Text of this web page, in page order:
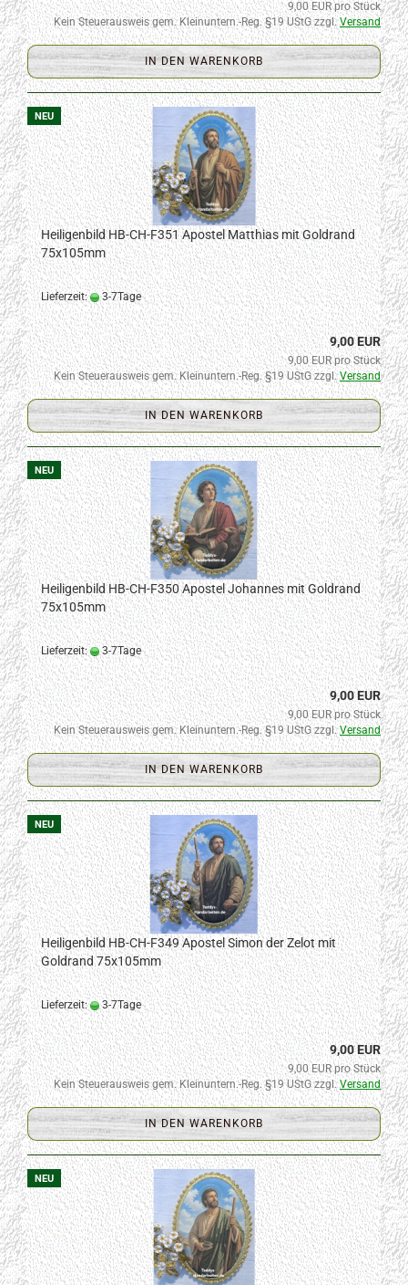
9,00 EUR pro Stück
Kein Steuerausweis gem. Kleinuntern.-Reg. §19 UStG zzgl.Versand
IN DEN WARENKORB
NEU
Heiligenbild HB-CH-F351 Apostel Matthias mit Goldrand
75x105mm
Lieferzeit: 3-7Tage
9,00 EUR
9,00 EUR pro Stück
Kein Steuerausweis gem. Kleinuntern.-Reg. §19 UStG zzgl.Versand
IN DEN WARENKORB
NEU
Heiligenbild HB-CH-F350 Apostel Johannes mit Goldrand
75x105mm
Lieferzeit: 3-7Tage
9,00 EUR
9,00 EUR pro Stück
Kein Steuerausweis gem. Kleinuntern.-Reg. §19 UStG zzgl.Versand
IN DEN WARENKORB
NEU
Heiligenbild HB-CH-F349 Apostel Simon der Zelot mit
Goldrand 75x105mm
Lieferzeit: 3-7Tage
9,00 EUR
9,00 EUR pro Stück
Kein Steuerausweis gem. Kleinuntern.-Reg. §19 UStG zzgl.Versand
IN DEN WARENKORB
NEU